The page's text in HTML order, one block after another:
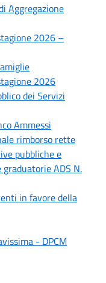
Aggregazione
2026 –
2026
dei Servizi
Ammessi
rimborso rette
pubbliche e
ADS N.
in favore della
- DPCM